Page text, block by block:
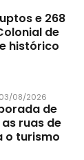
e 268
de
histórico
03/08/2026
de
ruas de
o turismo